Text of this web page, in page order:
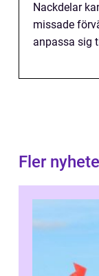
Nackdelar
missade
anpassa sig
Fler